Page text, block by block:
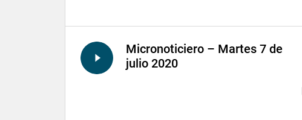
Micronoticiero – Martes 7 de
julio 2020